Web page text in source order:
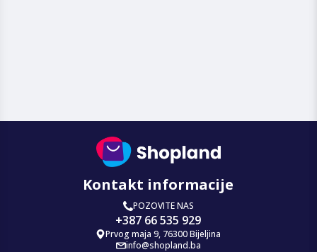
Kontakt informacije
POZOVITE NAS
+387 66 535 929
Prvog maja 9, 76300 Bijeljina
info@shopland.ba